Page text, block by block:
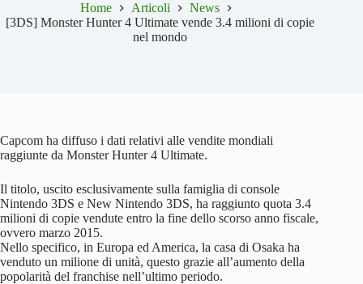
Home Articoli
News
[3DS] Monster Hunter 4 Ultimate vende 3.4 milioni di copie
nel mondo
Capcom ha diffuso i dati relativi alle vendite mondiali
raggiunte da Monster Hunter 4 Ultimate.
Il titolo, uscito esclusivamente sulla famiglia di console
Nintendo 3DS e New Nintendo 3DS, ha raggiunto quota 3.4
milioni di copie vendute entro la fine dello scorso anno fiscale,
ovvero marzo 2015.
Nello specifico, in Europa ed America, la casa di Osaka ha
venduto un milione di unità, questo grazie all’aumento della
popolarità del franchise nell’ultimo periodo.